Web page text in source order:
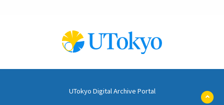
UTokyo Digital Archive Portal
ペ